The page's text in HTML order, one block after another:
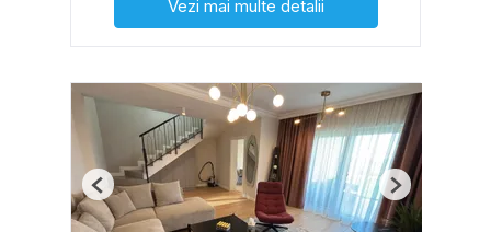
Vezi mai multe detalii
Previous Next